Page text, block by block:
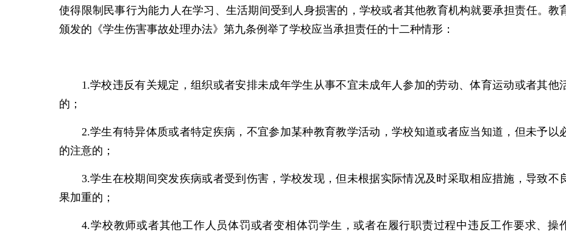
使得限制民事行为能力人在学习、生活期间受到人身损害的，学校或者其他教育机构就要承担责任。 教
颁发的《学生伤害事故处理办法》第九条例举了学校应当承担责任的十二种情形：
1.学校违反有关规定，组织或者安排未成年学生从事不宜未成年人参加的劳动、体育运动或者其他
的；
2.学生有特异体质或者特定疾病，不宜参加某种教育教学活动，学校知道或者应当知道，但未予以
的注意的；
3.学生在校期间突发疾病或者受到伤害，学校发现，但未根据实际情况及时采取相应措施，导致不
果加重的；
4.学校教师或者其他工作人员体罚或者变相体罚学生，或者在履行职责过程中违反工作要求、操